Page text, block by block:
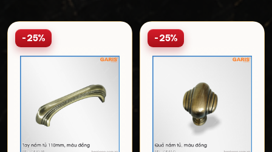
-25% -25%